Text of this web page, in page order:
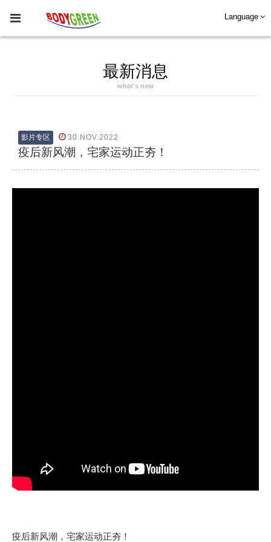
Language
最新消息
what's new
影片专区 30.NOV.2022
疫后新风潮，宅家运动正夯！​
疫后新风潮，宅家运动正夯！​